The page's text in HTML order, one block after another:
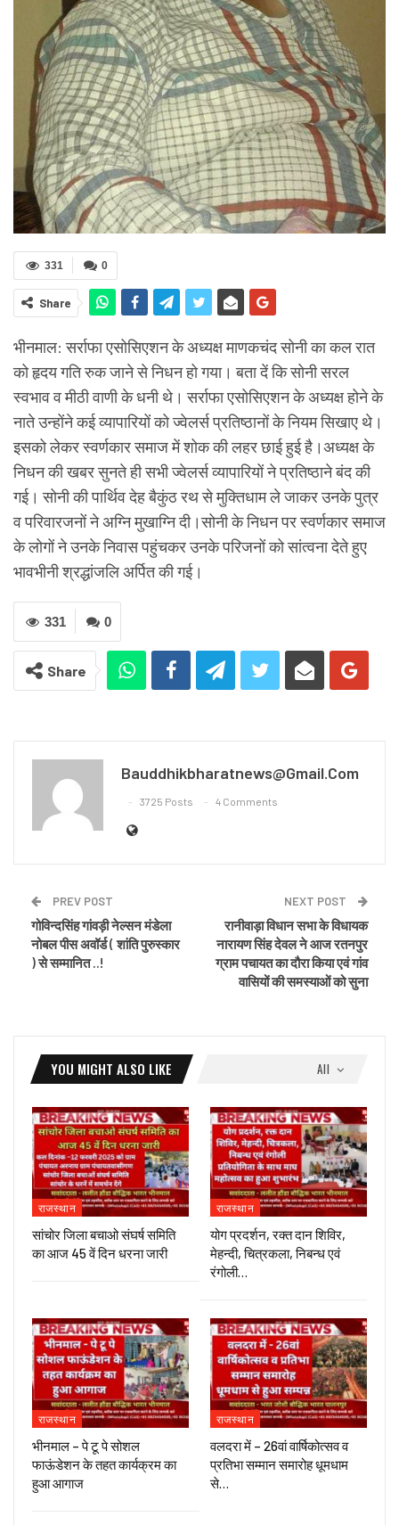
0
331
Share
भीनमाल: सर्राफा एसोसिएशन के अध्यक्ष माणकचंद सोनी का कल रात
को हृदय गति रुक जाने से निधन हो गया। बता दें कि सोनी सरल
स्वभाव व मीठी वाणी के धनी थे। सर्राफा एसोसिएशन के अध्यक्ष होने के
नाते उन्होंने कई व्यापारियों को ज्वेलर्स प्रतिष्ठानों के नियम सिखाए थे।
इसको लेकर स्वर्णकार समाज में शोक की लहर छाई हुई है।अध्यक्ष के
निधन की खबर सुनते ही सभी ज्वेलर्स व्यापारियों ने प्रतिष्ठाने बंद की
गई। सोनी की पार्थिव देह बैकुंठ रथ से मुक्तिधाम ले जाकर उनके पुत्र
व परिवारजनों ने अग्नि मुखाग्नि दी।सोनी के निधन पर स्वर्णकार समाज
के लोगों ने उनके निवास पहुंचकर उनके परिजनों को सांत्वना देते हुए
भावभीनी श्रद्धांजलि अर्पित की गई।
0
331
Share
Bauddhikbharatnews@gmail.com
3725 Posts 4 Comments
PREV POST
गोविन्दसिंह गांवड़ी नेल्सन मंडेला
नोबल पीस अवॉर्ड ( शांति पुरुस्कार
) से सम्मानित ..!
NEXT POST
रानीवाड़ा विधान सभा के विधायक
नारायण सिंह देवल ने आज रतनपुर
ग्राम पचायत का दौरा किया एवं गांव
वासियों की समस्याओं को सुना
All
YOU MIGHT ALSO LIKE
राजस्थान
सांचोर जिला बचाओ संघर्ष समिति
का आज 45 वें दिन धरना जारी
राजस्थान
योग प्रदर्शन, रक्त दान शिविर,
मेहन्दी, चित्रकला, निबन्ध एवं
रंगोली…
राजस्थान
भीनमाल – पे टू पे सोशल
फाऊंडेशन के तहत कार्यक्रम का
हुआ आगाज
राजस्थान
वलदरा में – 26वां वार्षिकोत्सव व
प्रतिभा सम्मान समारोह धूमधाम
से…